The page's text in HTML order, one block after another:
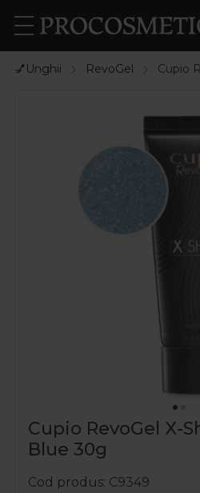
💅Unghii RevoGel Cupio
Cupio RevoGel X-
Blue 30g
Cod produs C9349